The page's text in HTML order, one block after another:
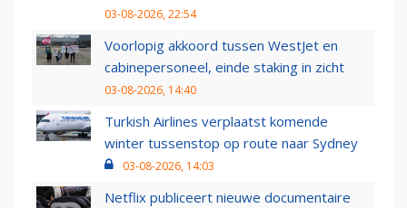
03-08-2026, 22:54
Voorlopig akkoord tussen WestJet en
cabinepersoneel, einde staking in zicht
03-08-2026, 14:40
Turkish Airlines verplaatst komende
winter tussenstop op route naar Sydney
03-08-2026, 14:03
Netflix publiceert nieuwe documentaire